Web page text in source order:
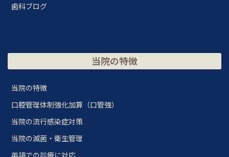
歯科ブログ
当院の特徴
当院の特徴
口腔管理体制強化加算（口管強）
当院の流行感染症対策
当院の滅菌・衛生管理
英語での診療に対応